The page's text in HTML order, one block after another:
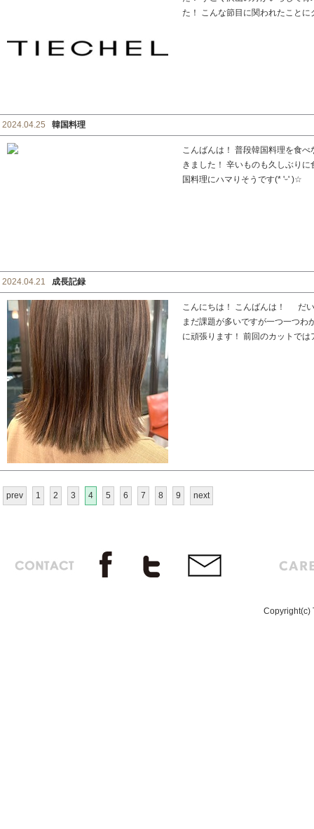
た！ こんな節目に関われたことに
2024.04.25 韓国料理
こんばんは！ 普段韓国料理を食
きました！ 辛いものも久しぶり
国料理にハマりそうです(* 'ᵕ' )☆
2024.04.21 成長記録
こんにちは！ こんばんは！ だい
まだ課題が多いですが一つ一つわ
に頑張ります！ 前回のカットでは
prev 1 2 3 4 5 6 7 8 9 next
Copyright(c)